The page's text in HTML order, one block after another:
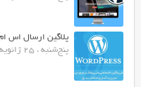
پلاگین ارسال اس
پنج‌شنبه ، 25 ژانویه